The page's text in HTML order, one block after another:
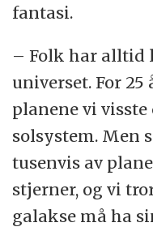
fantasi.
– Folk har alltid
universet. For 25
planene vi visste
solsystem. Men
tusenvis av
stjerner, og vi
galakse må ha